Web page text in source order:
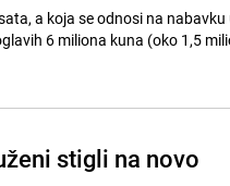
a koja se odnosi na nabavku
6 miliona kuna (oko 1,5
stigli na novo